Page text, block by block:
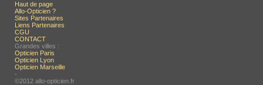
Haut de page
Allo-Opticien ?
Sites Partenaires
Liens Partenaires
CGU
CONTACT
Grandes villes :
Opticien Paris
Opticien Lyon
Opticien Marseille
-
©2012 allo-opticien.fr